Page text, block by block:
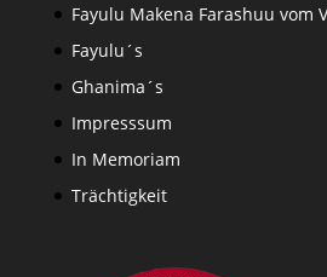
Fayulu Makena Farashuu vom
Fayulu´s
Ghanima´s
Impresssum
In Memoriam
Trächtigkeit